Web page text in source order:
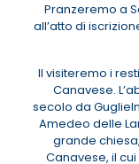
Pranzeremo a
all’atto di
Il visiteremo i
Canavese.
secolo da
Amedeo delle
grande
Canavese, il